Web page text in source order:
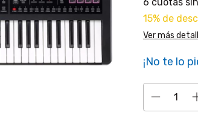
15% de
Ver más
¡No te lo